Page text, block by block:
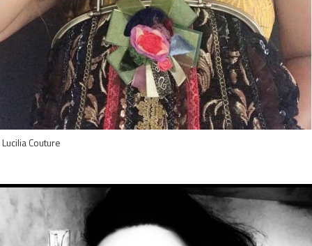
Lucilia Couture